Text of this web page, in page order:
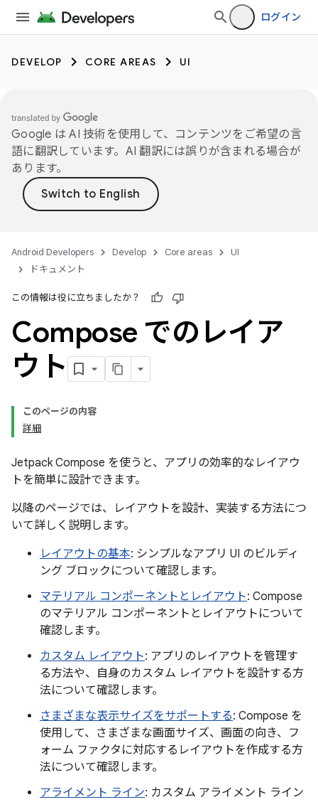
ログイン
DEVELOP CORE AREAS UI
Google は AI 技術を使用して、コンテンツをご希望の言
語に翻訳しています。AI 翻訳には誤りが含まれる場合が
あります。
Android Developers Develop Core areas
UI
ドキュメント
この情報は役に立ちましたか？
Compose でのレイア
ウト
このページの内容
詳細
Jetpack Compose を使うと、アプリの効率的なレイアウ
トを簡単に設計できます。
以降のページでは、レイアウトを設計、実装する方法につ
いて詳しく説明します。
レイアウトの基本: シンプルなアプリ UI のビルディ
ング ブロックについて確認します。
マテリアル コンポーネントとレイアウト: Compose
のマテリアル コンポーネントとレイアウトについて
確認します。
カスタム レイアウト: アプリのレイアウトを管理す
る方法や、自身のカスタム レイアウトを設計する方
法について確認します。
さまざまな表示サイズをサポートする: Compose を
使用して、さまざまな画面サイズ、画面の向き、フ
ォーム ファクタに対応するレイアウトを作成する方
法について確認します。
アライメント ライン: カスタム アライメント ライン